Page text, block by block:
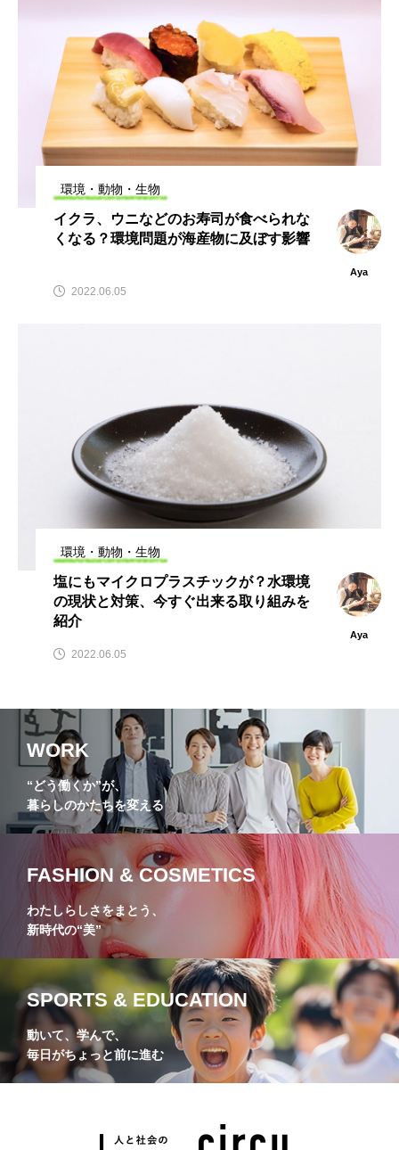
環境・動物・生物
イクラ、ウニなどのお寿司が食べられな
くなる？環境問題が海産物に及ぼす影響
Aya
2022.06.05
環境・動物・生物
塩にもマイクロプラスチックが？水環境
の現状と対策、今すぐ出来る取り組みを
紹介
Aya
2022.06.05
WORK
“どう働くか”が、
暮らしのかたちを変える
FASHION & COSMETICS
わたしらしさをまとう、
新時代の“美”
SPORTS & EDUCATION
動いて、学んで、
毎日がちょっと前に進む